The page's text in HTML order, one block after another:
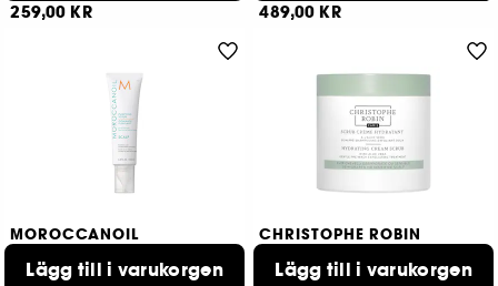
259,00 KR 489,00 KR
MOROCCANOIL
Scalp
Rengörande hårbottenskrubb
Lägg till i varukorgen
CHRISTOPHE ROBIN
Aloe vera hydrating cream
scrub
Hydrating hair care for the scalp
Lägg till i varukorgen